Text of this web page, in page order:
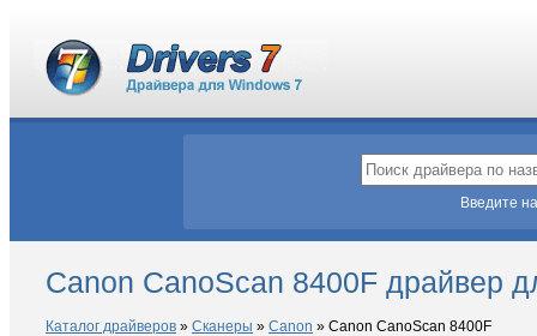
Введите
Canon CanoScan 8400F драйвер
Каталог драйверов » Сканеры » Canon » Canon CanoScan 8400F